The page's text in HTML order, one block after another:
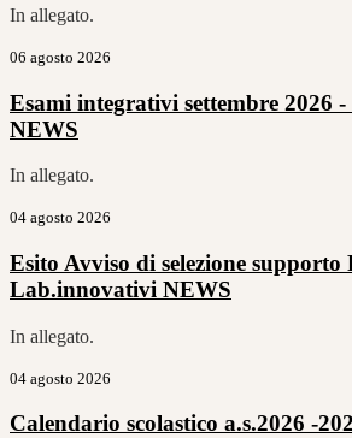
In allegato.
06 agosto 2026
Esami integrativi settembre 2026
NEWS
In allegato.
04 agosto 2026
Esito Avviso di selezione supporto
Lab.innovativi NEWS
In allegato.
04 agosto 2026
Calendario scolastico a.s.2026 -